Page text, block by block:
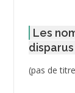
Les
disparus
(pas de